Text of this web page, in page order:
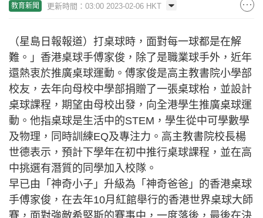
教育新聞 更新時間：03:00 2023-02-06 HKT
（星島日報報道）打桌球時，面對每一球都是在解
難。」香港桌球手傅家俊，除了是職業球手外，近年
還熱衷於推廣桌球運動。傅家俊是高主教書院小學部
校友，去年向母校中學部捐贈了一張桌球枱，並設計
桌球課程，期望由母校出發，向全港學生推廣桌球運
動。他指桌球是生活中的STEM，學生從中可學數學
及物理，同時訓練EQ及專注力。高主教書院校長楊
世德表示，預計下學年在初中推行桌球課程，並在高
中挑選有潛質的同學加入校隊。
早已由「神奇小子」升級為「神奇爸爸」的香港桌球
手傅家俊，在去年10月紅館舉行的香港世界桌球大師
賽，面對強敵希堅斯的賽事中，一度落後，最後在決